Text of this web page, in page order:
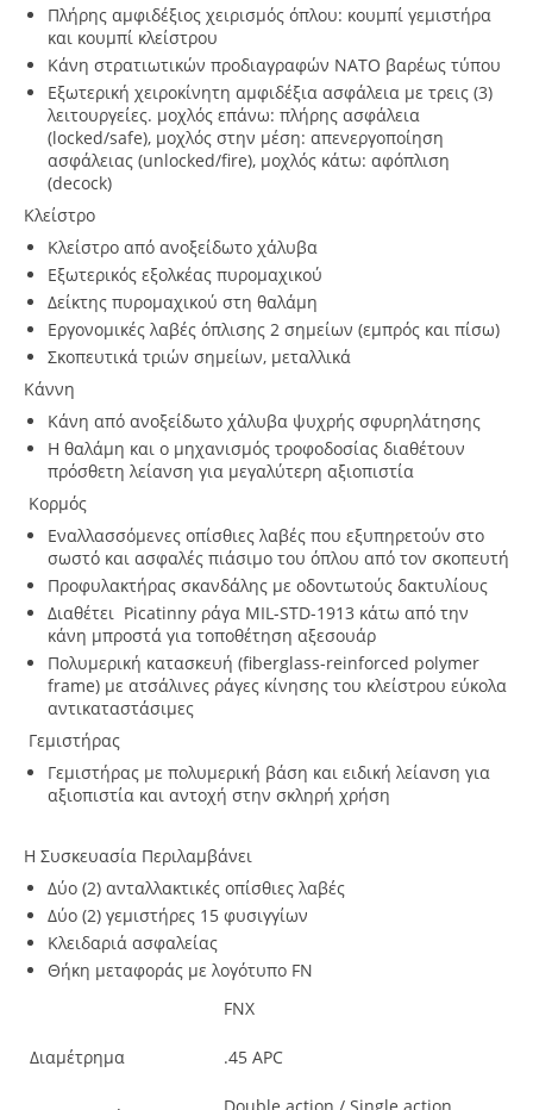
Πλήρης αμφιδέξιος χειρισμός όπλου: κουμπί γεμιστήρα
και κουμπί κλείστρου
Κάνη στρατιωτικών προδιαγραφών ΝΑΤΟ βαρέως τύπου
Εξωτερική χειροκίνητη αμφιδέξια ασφάλεια με τρεις (3)
λειτουργείες. μοχλός επάνω: πλήρης ασφάλεια
(locked/safe), μοχλός στην μέση: απενεργοποίηση
ασφάλειας (unlocked/fire), μοχλός κάτω: αφόπλιση
(decock)
Κλείστρο
Κλείστρο από ανοξείδωτο χάλυβα
Εξωτερικός εξολκέας πυρομαχικού
Δείκτης πυρομαχικού στη θαλάμη
Εργονομικές λαβές όπλισης 2 σημείων (εμπρός και πίσω)
Σκοπευτικά τριών σημείων, μεταλλικά
Κάννη
Κάνη από ανοξείδωτο χάλυβα ψυχρής σφυρηλάτησης
Η θαλάμη και ο μηχανισμός τροφοδοσίας διαθέτουν
πρόσθετη λείανση για μεγαλύτερη αξιοπιστία
Κορμός
Εναλλασσόμενες οπίσθιες λαβές που εξυπηρετούν στο
σωστό και ασφαλές πιάσιμο του όπλου από τον σκοπευτή
Προφυλακτήρας σκανδάλης με οδοντωτούς δακτυλίους
Διαθέτει Picatinny ράγα MIL-STD-1913 κάτω από την
κάνη μπροστά για τοποθέτηση αξεσουάρ
Πολυμερική κατασκευή (fiberglass-reinforced polymer
frame) με ατσάλινες ράγες κίνησης του κλείστρου εύκολα
αντικαταστάσιμες
Γεμιστήρας
Γεμιστήρας με πολυμερική βάση και ειδική λείανση για
αξιοπιστία και αντοχή στην σκληρή χρήση
Η Συσκευασία Περιλαμβάνει
Δύο (2) ανταλλακτικές οπίσθιες λαβές
Δύο (2) γεμιστήρες 15 φυσιγγίων
Κλειδαριά ασφαλείας
Θήκη μεταφοράς με λογότυπο FN
FNX
Διαμέτρημα .45 APC